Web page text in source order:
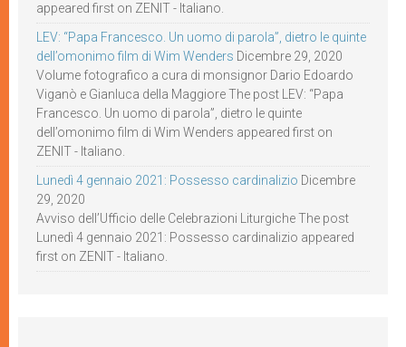
appeared first on ZENIT - Italiano.
LEV: “Papa Francesco. Un uomo di parola”, dietro le quinte
dell’omonimo film di Wim Wenders Dicembre 29, 2020
Volume fotografico a cura di monsignor Dario Edoardo
Viganò e Gianluca della Maggiore The post LEV: “Papa
Francesco. Un uomo di parola”, dietro le quinte
dell’omonimo film di Wim Wenders appeared first on
ZENIT - Italiano.
Lunedì 4 gennaio 2021: Possesso cardinalizio Dicembre
29, 2020
Avviso dell’Ufficio delle Celebrazioni Liturgiche The post
Lunedì 4 gennaio 2021: Possesso cardinalizio appeared
first on ZENIT - Italiano.